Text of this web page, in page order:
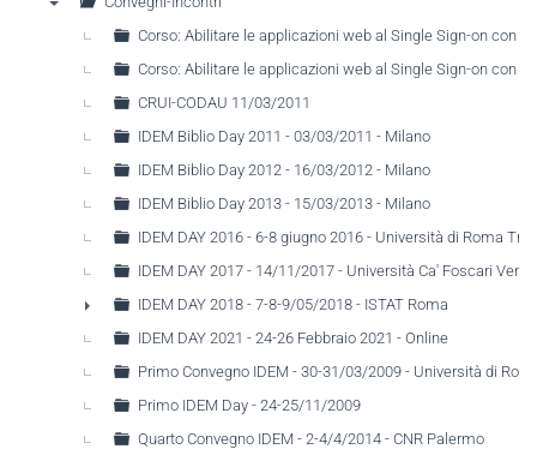
Corso: Abilitare le applicazioni web al Single Sign-on con
Corso: Abilitare le applicazioni web al Single Sign-on con
CRUI-CODAU 11/03/2011
IDEM Biblio Day 2011 - 03/03/2011 - Milano
IDEM Biblio Day 2012 - 16/03/2012 - Milano
IDEM Biblio Day 2013 - 15/03/2013 - Milano
IDEM DAY 2016 - 6-8 giugno 2016 - Università di Roma Tre
IDEM DAY 2017 - 14/11/2017 - Università Ca' Foscari
►
IDEM DAY 2018 - 7-8-9/05/2018 - ISTAT Roma
IDEM DAY 2021 - 24-26 Febbraio 2021 - Online
Primo Convegno IDEM - 30-31/03/2009 - Università di
Primo IDEM Day - 24-25/11/2009
Quarto Convegno IDEM - 2-4/4/2014 - CNR Palermo